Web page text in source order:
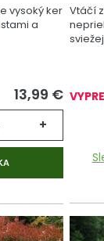
vysoký ker
a
13,99 €
+
Vtáčí